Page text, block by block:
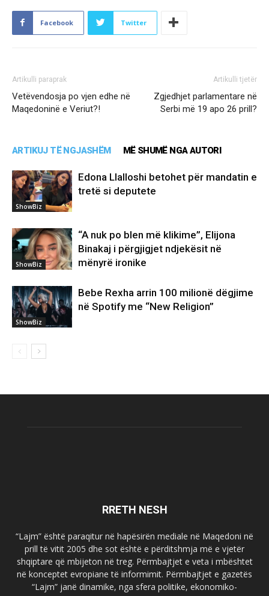
Facebook Twitter
Artikulli paraprak
Vetëvendosja po vjen edhe në
Maqedoninë e Veriut?!
Artikulli tjetër
Zgjedhjet parlamentare në
Serbi më 19 apo 26 prill?
ARTIKUJ TË NGJASHËM MË SHUMË NGA AUTORI
ShowBiz
Edona Llalloshi betohet për mandatin e
tretë si deputete
ShowBiz
“A nuk po blen më klikime”, Elijona
Binakaj i përgjigjet ndjekësit në
mënyrë ironike
ShowBiz
Bebe Rexha arrin 100 milionë dëgjime
në Spotify me “New Religion”
RRETH NESH
“Lajm” është paraqitur në hapësirën mediale në Maqedoni në
prill të vitit 2005 dhe sot është e përditshmja më e vjetër
shqiptare që mbijeton në treg. Përmbajtjet e veta i mbështet
në konceptet evropiane të informimit. Përmbajtjet e gazetës
“Lajm” janë dinamike, nga sfera politike, ekonomiko-